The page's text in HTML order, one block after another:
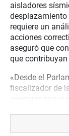
aisladores
desplazamiento
requiere un
acciones
aseguró que
que
«Desde el
fiscalizador de
asegurar que
adecuado de
población. La